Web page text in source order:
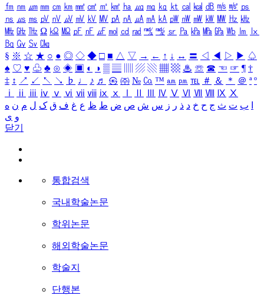
㎙ ㎚ ㎛ ㎜ ㎝ ㎞ ㎟ ㎠ ㎡ ㎢ ㏊ ㎍ ㎎ ㎏ ㏏ ㎈ ㎉ ㏈ ㎧ ㎨ ㎰
㎱ ㎲ ㎳ ㎴ ㎵ ㎶ ㎷ ㎸ ㎹ ㎀ ㎁ ㎂ ㎃ ㎄ ㎺ ㎻ ㎽ ㎾ ㎿ ㎐ ㎑
㎒ ㎓ ㎔ Ω ㏀ ㏁ ㎊ ㎋ ㎌ ㏖ ㏅ ㎭ ㎮ ㎯ ㏛ ㎩ ㎪ ㎫ ㎬ ㏝ ㏐
㏓
㏃ ㏉ ㏜ ㏆
§ ※ ☆ ★ ○ ● ◎ ◇ ◆ □ ■ △ ▽ → ← ↑ ↓ ↔ 〓 ◁ ◀ ▷ ▶ ♤
♠ ♡ ♥ ♧ ♣ ⊙ ◈ ▣ ◐ ◑ ▒ ▤ ▨ ▧ ▦ ▩ ♨ ☏ ☎ ☜ ☞ ¶ †
‡ ↕ ↗ ↙ ↖ ↘ ♭ ♩ ♪ ♬ ㉿ ㈜ № ㏇ ™ ㏂ ㏘ ℡ ＃ ＆ ＊ ＠ ª º
ⅰ
ⅱ ⅲ ⅳ ⅴ ⅵ ⅶ ⅷ ⅸ ⅹ Ⅳ Ⅴ Ⅵ Ⅶ Ⅷ Ⅸ Ⅹ
ب ت ث ج ح خ د ذ ر ز س ش ص ض ط ظ ع غ ف ق ک ل م ن ه
و ی
닫기
통합검색
국내학술논문
학위논문
해외학술논문
학술지
단행본